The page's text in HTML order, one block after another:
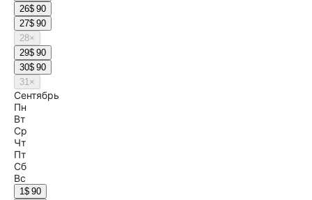
26$ 90
27$ 90
28×
29$ 90
30$ 90
31×
Сентябрь
Пн
Вт
Ср
Чт
Пт
Сб
Вс
1$ 90